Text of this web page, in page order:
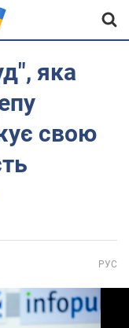
яка
свою
РУС